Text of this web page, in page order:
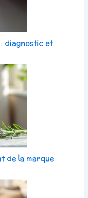
diagnostic et
de la marque